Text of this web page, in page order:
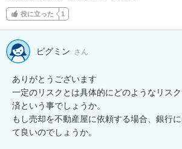
役に立った 1
ピグミン さん
ありがとうございます
一定のリスクとは具体的にどのようなリス
済という事でしょうか。
もし売却を不動産屋に依頼する場合、銀行
て良いのでしょうか。